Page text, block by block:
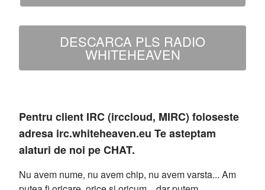
DESCARCA PLS RADIO
WHITEHEAVEN
Pentru client IRC (irccloud, MIRC) foloseste
adresa irc.whiteheaven.eu Te asteptam
alaturi de noi pe CHAT.
Nu avem nume, nu avem chip, nu avem varsta... Am